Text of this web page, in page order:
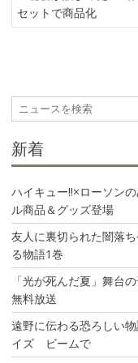
ナ
ビ
ョ
ン
セットで商品化
新着
ハイキュー!!×ローソン
ル商品＆グッズ登場
友人に裏切られた闇落
る物語1巻
「光が死んだ夏」舞台
無料放送
遠野に伝わる恐ろしい
イズ ビームで